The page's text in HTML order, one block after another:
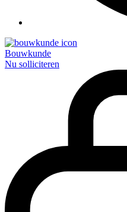
Bouwkunde
Nu solliciteren